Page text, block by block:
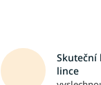
Skuteční
lince